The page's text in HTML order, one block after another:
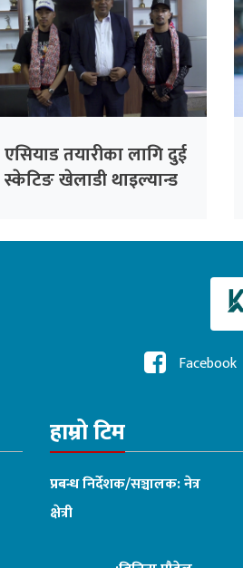
एसियाड तयारीका लागि दुई
स्केटिङ खेलाडी थाइल्यान्ड
Facebook
हाम्रो टिम
प्रबन्ध निर्देशक/सञ्चालक: नेत्र
क्षेत्री